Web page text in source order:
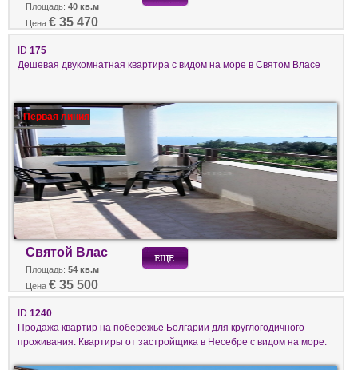
Площадь: 40 кв.м
Цена € 35 470
ID 175
Дешeвая двукомнатная квартира с видом на море в Святом Власе
Первая линия
Святой Влас
Площадь: 54 кв.м
Цена € 35 500
ID 1240
Продажа квартир на побережье Болгарии для круглогодичного
проживания. Квартиры от застройщика в Несебре с видом на море.